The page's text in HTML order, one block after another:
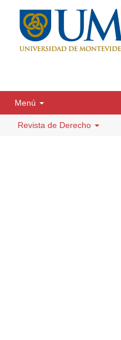
Menú
Revista de Derecho